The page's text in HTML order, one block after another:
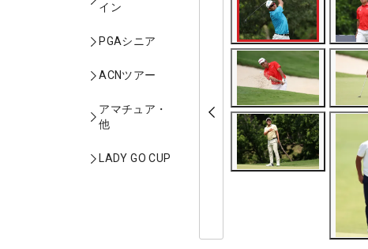
イン
PGAシニア
ACNツアー
アマチュア・
他
LADY GO CUP